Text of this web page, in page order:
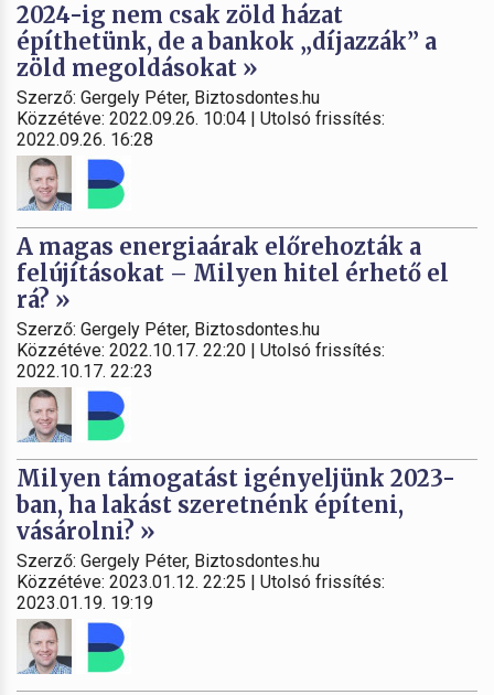
2024-ig nem csak zöld házat
építhetünk, de a bankok „díjazzák” a
zöld megoldásokat »
Szerző: Gergely Péter, Biztosdontes.hu
Közzétéve: 2022.09.26. 10:04 | Utolsó frissítés:
2022.09.26. 16:28
A magas energiaárak előrehozták a
felújításokat – Milyen hitel érhető el
rá? »
Szerző: Gergely Péter, Biztosdontes.hu
Közzétéve: 2022.10.17. 22:20 | Utolsó frissítés:
2022.10.17. 22:23
Milyen támogatást igényeljünk 2023-
ban, ha lakást szeretnénk építeni,
vásárolni? »
Szerző: Gergely Péter, Biztosdontes.hu
Közzétéve: 2023.01.12. 22:25 | Utolsó frissítés:
2023.01.19. 19:19